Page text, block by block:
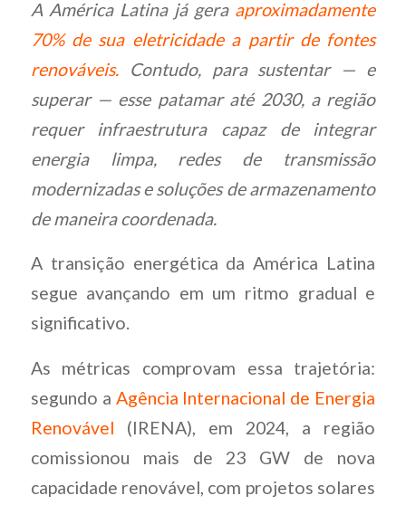
A América Latina já gera aproximadamente
70% de sua eletricidade a partir de fontes
renováveis.
Contudo, para sustentar — e
superar — esse patamar até 2030, a região
requer infraestrutura capaz de integrar
energia limpa, redes de transmissão
modernizadas e soluções de armazenamento
de maneira coordenada.
A transição energética da América Latina
segue avançando em um ritmo gradual e
significativo.
As métricas comprovam essa trajetória:
segundo a Agência Internacional de Energia
Renovável (IRENA), em 2024, a região
comissionou mais de 23 GW de nova
capacidade renovável, com projetos solares